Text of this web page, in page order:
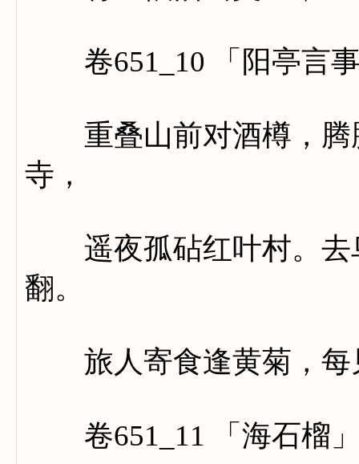
卷651_10 「阳亭言事
重叠山前对酒樽，腾
寺，
遥夜孤砧红叶村。去
翻。
旅人寄食逢黄菊，每
卷651_11 「海石榴